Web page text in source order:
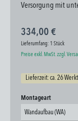
Versorgung mit
334,00 €
Lieferumfang: 1 Stück
Preise exkl. MwSt. zzgl.
Lieferzeit: ca. 26
Montageartauswählen
Wandaufbau (WA)